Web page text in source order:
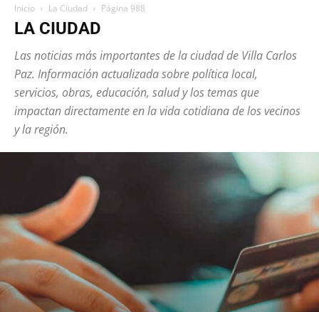
Inicio La Ciudad Página 988
LA CIUDAD
Las noticias más importantes de la ciudad de Villa Carlos
Paz. Información actualizada sobre política local,
servicios, obras, educación, salud y los temas que
impactan directamente en la vida cotidiana de los vecinos
y la región.